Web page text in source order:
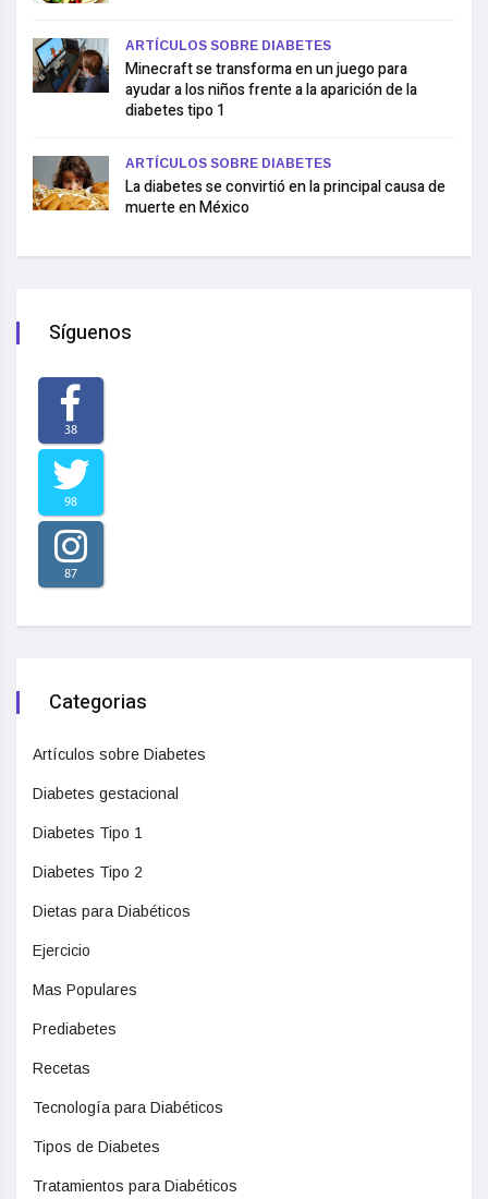
ARTÍCULOS SOBRE DIABETES
Minecraft se transforma en un juego para
ayudar a los niños frente a la aparición de la
diabetes tipo 1
ARTÍCULOS SOBRE DIABETES
La diabetes se convirtió en la principal causa de
muerte en México
Síguenos
38
98
87
Categorias
Artículos sobre Diabetes
Diabetes gestacional
Diabetes Tipo 1
Diabetes Tipo 2
Dietas para Diabéticos
Ejercicio
Mas Populares
Prediabetes
Recetas
Tecnología para Diabéticos
Tipos de Diabetes
Tratamientos para Diabéticos